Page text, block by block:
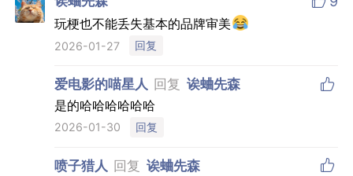
玩梗也不能丢失基本的品牌审美
2026-01-27 回复
爱电影的喵星人 回复 诶蛐先森 
是的哈哈哈哈哈哈
2026-01-30 回复
喷子猎人 回复 诶蛐先森 